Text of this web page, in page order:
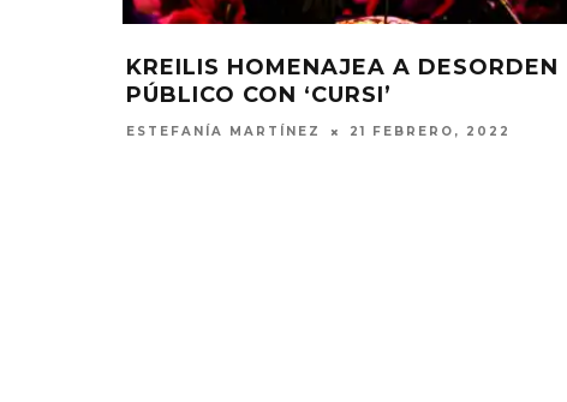
KREILIS HOMENAJEA A DESORDEN
PÚBLICO CON ‘CURSI’
ESTEFANÍA MARTÍNEZ 21 FEBRERO, 2022